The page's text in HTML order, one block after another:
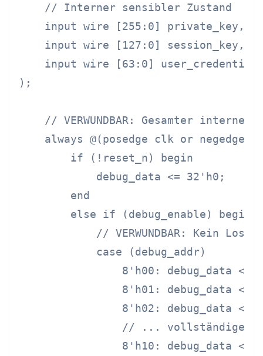
    // Interner sensibler Zustand
    input wire [255:0] private_key,
    input wire [127:0] session_key,
input wire [63:0]
);
// VERWUNDBAR: Gesamter interner
always @(posedge clk or negedge
        if (!reset_n) begin
            debug_data <= 32'h0;
        end
        else if (debug_enable) begin
// VERWUNDBAR: Kein
            case (debug_addr)
8'h00: debug_data <=
8'h01: debug_data <=
8'h02: debug_data <=
// ... vollständiger
8'h10: debug_data <=